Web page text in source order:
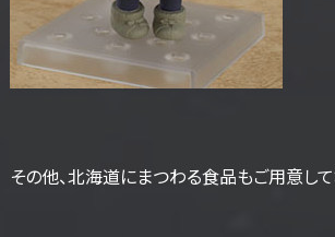
その他、北海道にまつわる食品もご用意して